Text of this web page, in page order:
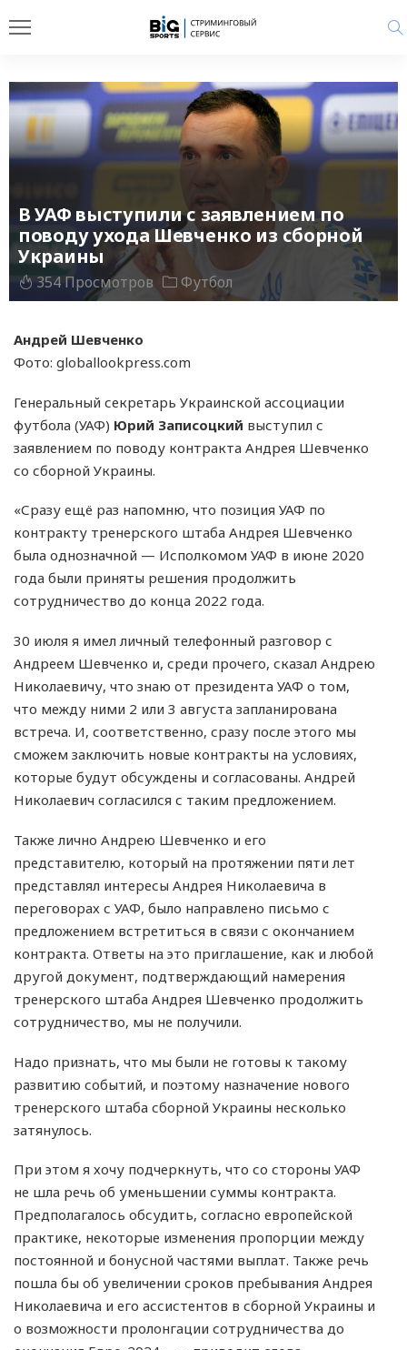
В УАФ выступили с заявлением по
поводу ухода Шевченко из сборной
Украины
354 Просмотров Футбол
Андрей Шевченко
Фото: globallookpress.com
Генеральный секретарь Украинской ассоциации
футбола (УАФ) Юрий Записоцкий выступил с
заявлением по поводу контракта Андрея Шевченко
со сборной Украины.
«Сразу ещё раз напомню, что позиция УАФ по
контракту тренерского штаба Андрея Шевченко
была однозначной — Исполкомом УАФ в июне 2020
года были приняты решения продолжить
сотрудничество до конца 2022 года.
30 июля я имел личный телефонный разговор с
Андреем Шевченко и, среди прочего, сказал Андрею
Николаевичу, что знаю от президента УАФ о том,
что между ними 2 или 3 августа запланирована
встреча. И, соответственно, сразу после этого мы
сможем заключить новые контракты на условиях,
которые будут обсуждены и согласованы. Андрей
Николаевич согласился с таким предложением.
Также лично Андрею Шевченко и его
представителю, который на протяжении пяти лет
представлял интересы Андрея Николаевича в
переговорах с УАФ, было направлено письмо с
предложением встретиться в связи с окончанием
контракта. Ответы на это приглашение, как и любой
другой документ, подтверждающий намерения
тренерского штаба Андрея Шевченко продолжить
сотрудничество, мы не получили.
Надо признать, что мы были не готовы к такому
развитию событий, и поэтому назначение нового
тренерского штаба сборной Украины несколько
затянулось.
При этом я хочу подчеркнуть, что со стороны УАФ
не шла речь об уменьшении суммы контракта.
Предполагалось обсудить, согласно европейской
практике, некоторые изменения пропорции между
постоянной и бонусной частями выплат. Также речь
пошла бы об увеличении сроков пребывания Андрея
Николаевича и его ассистентов в сборной Украины и
о возможности пролонгации сотрудничества до